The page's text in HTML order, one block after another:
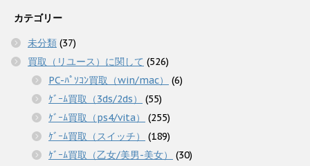
カテゴリー
未分類 (37)
買取（リユース）に関して (526)
PC-ﾊﾟｿｺﾝ買取（win/mac）
(6)
ｹﾞｰﾑ買取（3ds/2ds）
(55)
ｹﾞｰﾑ買取（ps4/vita）
(255)
ｹﾞｰﾑ買取（スイッチ）
(189)
ｹﾞｰﾑ買取（乙女/美男-美女）
(30)